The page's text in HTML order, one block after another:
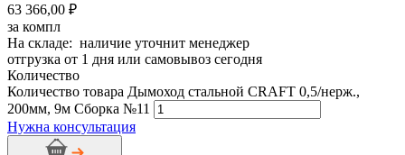
63 366,00 ₽
за компл
На складе: наличие уточнит менеджер
отгрузка от 1 дня или самовывоз сегодня
Количество
Количество товара Дымоход стальной CRAFT 0,5/нерж.,
200мм, 9м Сборка №11
Нужна консультация